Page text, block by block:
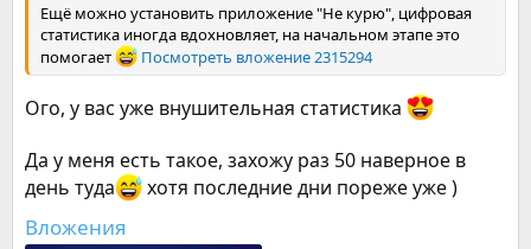
Ещё можно установить приложение "Не курю", цифровая
статистика иногда вдохновляет, на начальном этапе это
помогает
Посмотреть вложение 2315294
Ого, у вас уже внушительная статистика
Да у меня есть такое, захожу раз 50 наверное в
день туда
хотя последние дни пореже уже )
Вложения